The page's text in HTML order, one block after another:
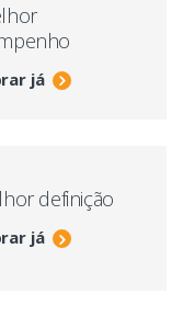
já
definição
já